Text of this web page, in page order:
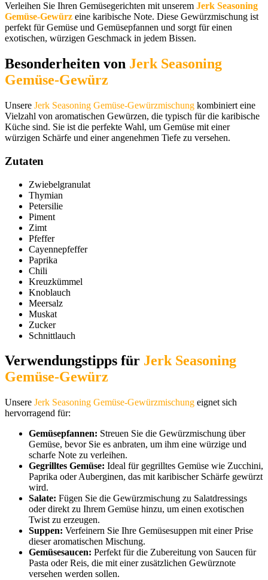
Verleihen Sie Ihren Gemüsegerichten mit unserem Jerk Seasoning
Gemüse-Gewürz eine karibische Note. Diese Gewürzmischung ist
perfekt für Gemüse und Gemüsepfannen und sorgt für einen
exotischen, würzigen Geschmack in jedem Bissen.
Besonderheiten von Jerk Seasoning
Gemüse-Gewürz
Unsere Jerk Seasoning Gemüse-Gewürzmischung kombiniert eine
Vielzahl von aromatischen Gewürzen, die typisch für die karibische
Küche sind. Sie ist die perfekte Wahl, um Gemüse mit einer
würzigen Schärfe und einer angenehmen Tiefe zu versehen.
Zutaten
Zwiebelgranulat
Thymian
Petersilie
Piment
Zimt
Pfeffer
Cayennepfeffer
Paprika
Chili
Kreuzkümmel
Knoblauch
Meersalz
Muskat
Zucker
Schnittlauch
Verwendungstipps für Jerk Seasoning
Gemüse-Gewürz
Unsere Jerk Seasoning Gemüse-Gewürzmischung eignet sich
hervorragend für:
Gemüsepfannen: Streuen Sie die Gewürzmischung über
Gemüse, bevor Sie es anbraten, um ihm eine würzige und
scharfe Note zu verleihen.
Gegrilltes Gemüse: Ideal für gegrilltes Gemüse wie Zucchini,
Paprika oder Auberginen, das mit karibischer Schärfe gewürzt
wird.
Salate: Fügen Sie die Gewürzmischung zu Salatdressings
oder direkt zu Ihrem Gemüse hinzu, um einen exotischen
Twist zu erzeugen.
Suppen: Verfeinern Sie Ihre Gemüsesuppen mit einer Prise
dieser aromatischen Mischung.
Gemüsesaucen: Perfekt für die Zubereitung von Saucen für
Pasta oder Reis, die mit einer zusätzlichen Gewürznote
versehen werden sollen.